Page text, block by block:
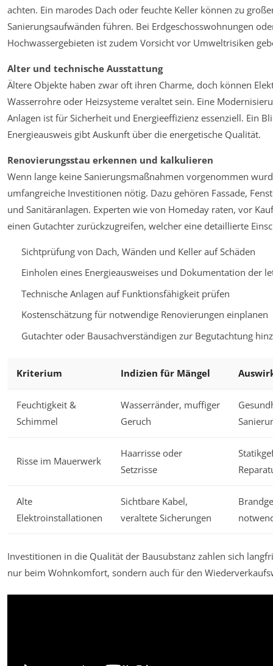
achten. Ein marodes Dach oder feuchte Keller können zu
Sanierungsaufwänden führen. Bei Erdgeschosswohnungen
Hochwassergebieten ist zudem Vorsicht vor Umweltrisiken
Alter und technische Ausstattung
Ältere Objekte haben zwar oft ihren Charme, doch können
Wasserrohre oder Heizsysteme veraltet sein. Eine
Anlagen ist für Sicherheit und Energieeffizienz essenziell. Ein
Energieausweis gibt Auskunft über die energetische Qualität.
Renovierungsstau erkennen und kalkulieren
Wenn lange keine Sanierungsmaßnahmen vorgenommen
umfangreiche Investitionen nötig. Dazu gehören Fassade,
und Sanitäranlagen. Experten wie von Homeday raten, vor
einen Gutachter zurückzugreifen, welcher eine detaillierte
Sichtprüfung von Dach, Wänden und Keller auf Schäden
Einholen eines Energieausweises und Dokumentation der
Technische Anlagen auf Funktionsfähigkeit prüfen
Kostenschätzung für notwendige Renovierungen einplanen
Gutachter oder Bausachverständigen zur Begutachtung
Kriterium Indizien für Mängel
Feuchtigkeit &
Schimmel
Wasserränder, muffiger
Geruch
Risse im Mauerwerk
Haarrisse oder
Setzrisse
Alte
Elektroinstallationen
Sichtbare Kabel,
veraltete Sicherungen
Investitionen in die Qualität der Bausubstanz zahlen sich
nur beim Wohnkomfort, sondern auch für den